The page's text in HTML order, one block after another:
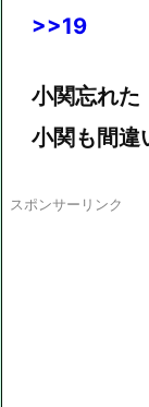
>>19
小関忘れた
小関も間違
スポンサーリンク